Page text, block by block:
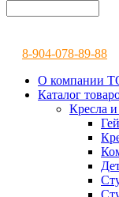
8-904-078-89-88
О компании
Каталог
Кресла и